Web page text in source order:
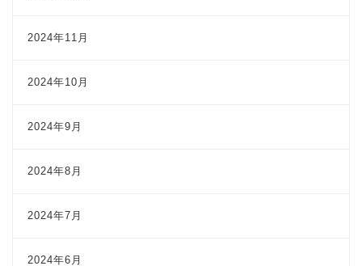
2024年11月
2024年10月
2024年9月
2024年8月
2024年7月
2024年6月